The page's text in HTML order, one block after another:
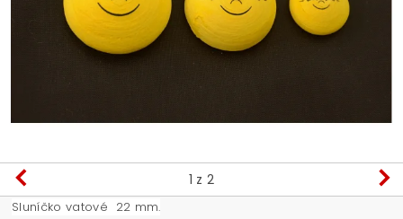
1 z 2
Sluníčko vatové 22 mm.